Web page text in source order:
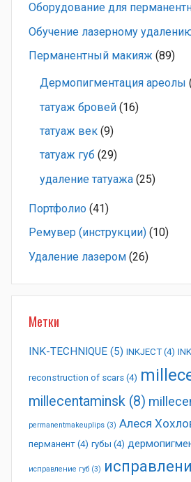
Оборудование для
Обучение лазерному
Перманентный макияж (89)
Дермопигментация ареолы
татуаж бровей (16)
татуаж век (9)
татуаж губ (29)
удаление татуажа (25)
Портфолио (41)
Ремувер (инструкции) (10)
Удаление лазером (26)
Метки
INK-TECHNIQUE (5) INKJECT (4)
reconstruction of scars (4)
millecentaminsk (8)
permanentmakeuplips (3) Алеся
перманент (4) губы (4)
исправление губ (3)